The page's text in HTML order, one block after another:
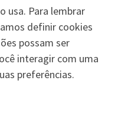
usa. Para lembrar
definir cookies
possam ser
interagir com uma
preferências.